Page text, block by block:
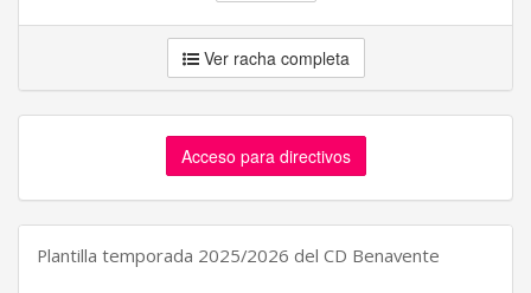
Ver racha completa
Acceso para directivos
Plantilla temporada 2025/2026 del CD Benavente